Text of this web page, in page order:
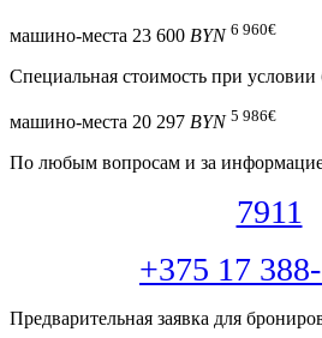
машино-места 23 600 BYN 6 960€
Специальная cтоимость при
машино-места 20 297 BYN 5 986€
По любым вопросам и за
7911
+375 17
Предварительная заявка для